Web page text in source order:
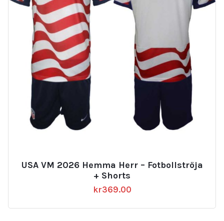
USA VM 2026 Hemma Herr – Fotbollströja
+ Shorts
kr369.00